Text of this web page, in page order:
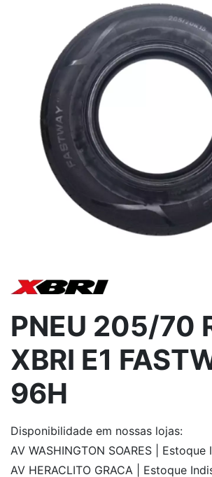
PNEU 205/70
XBRI E1
96H
Disponibilidade em nossas lojas:
AV WASHINGTON SOARES |
AV HERACLITO GRACA | Estoque